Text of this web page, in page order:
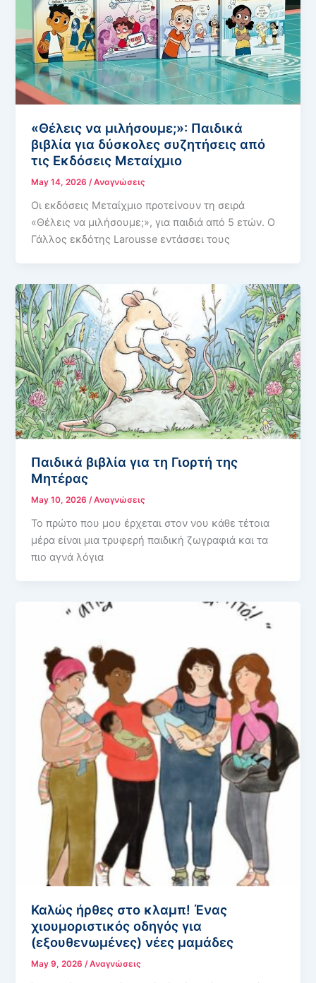
«Θέλεις να μιλήσουμε;»: Παιδικά
βιβλία για δύσκολες συζητήσεις από
τις Εκδόσεις Μεταίχμιο
May 14, 2026/Αναγνώσεις
Οι εκδόσεις Μεταίχμιο προτείνουν τη σειρά
«Θέλεις να μιλήσουμε;», για παιδιά από 5 ετών. O
Γάλλος εκδότης Larousse εντάσσει τους
Παιδικά βιβλία για τη Γιορτή της
Μητέρας
May 10, 2026/Αναγνώσεις
Το πρώτο που μου έρχεται στον νου κάθε τέτοια
μέρα είναι μια τρυφερή παιδική ζωγραφιά και τα
πιο αγνά λόγια
Καλώς ήρθες στο κλαμπ! Ένας
χιουμοριστικός οδηγός για
(εξουθενωμένες) νέες μαμάδες
May 9, 2026/Αναγνώσεις